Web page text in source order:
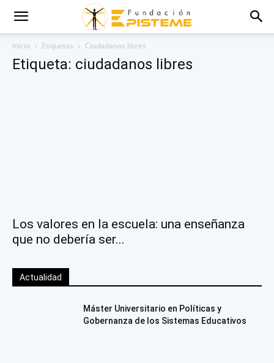
Inicio Etiquetas Ciudadanos libres
Etiqueta: ciudadanos libres
Los valores en la escuela: una enseñanza
que no debería ser...
Actualidad
Máster Universitario en Políticas y
Gobernanza de los Sistemas Educativos